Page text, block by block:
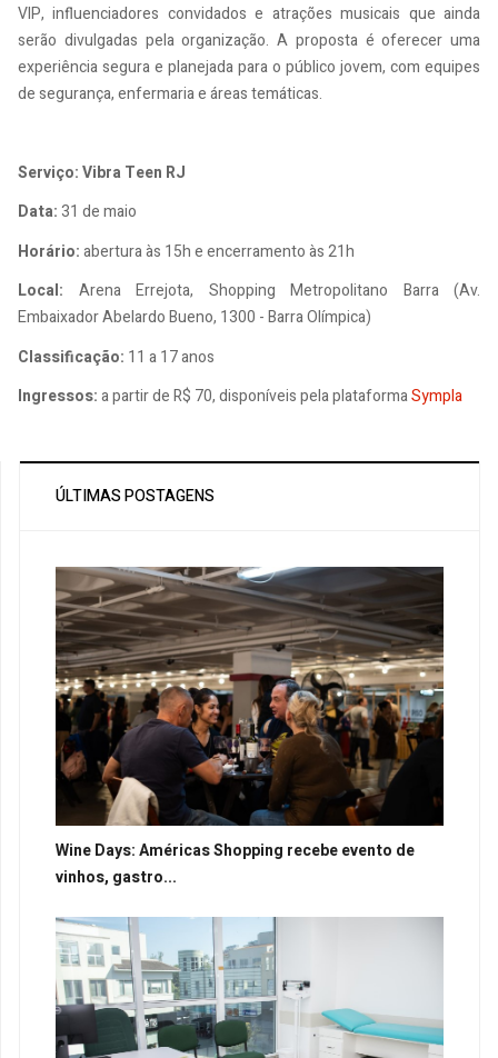
VIP, influenciadores convidados e atrações musicais que ainda
serão divulgadas pela organização. A proposta é oferecer uma
experiência segura e planejada para o público jovem, com equipes
de segurança, enfermaria e áreas temáticas.
Serviço: Vibra Teen RJ
Data:31 de maio
Horário:abertura às 15h e encerramento às 21h
Local: Arena Errejota, Shopping Metropolitano Barra (Av.
Embaixador Abelardo Bueno, 1300 - Barra Olímpica)
Classificação: 11 a 17 anos
Ingressos:a partir de R$ 70, disponíveis pela plataformaSympla
ÚLTIMAS POSTAGENS
Wine Days: Américas Shopping recebe evento de
vinhos, gastro...